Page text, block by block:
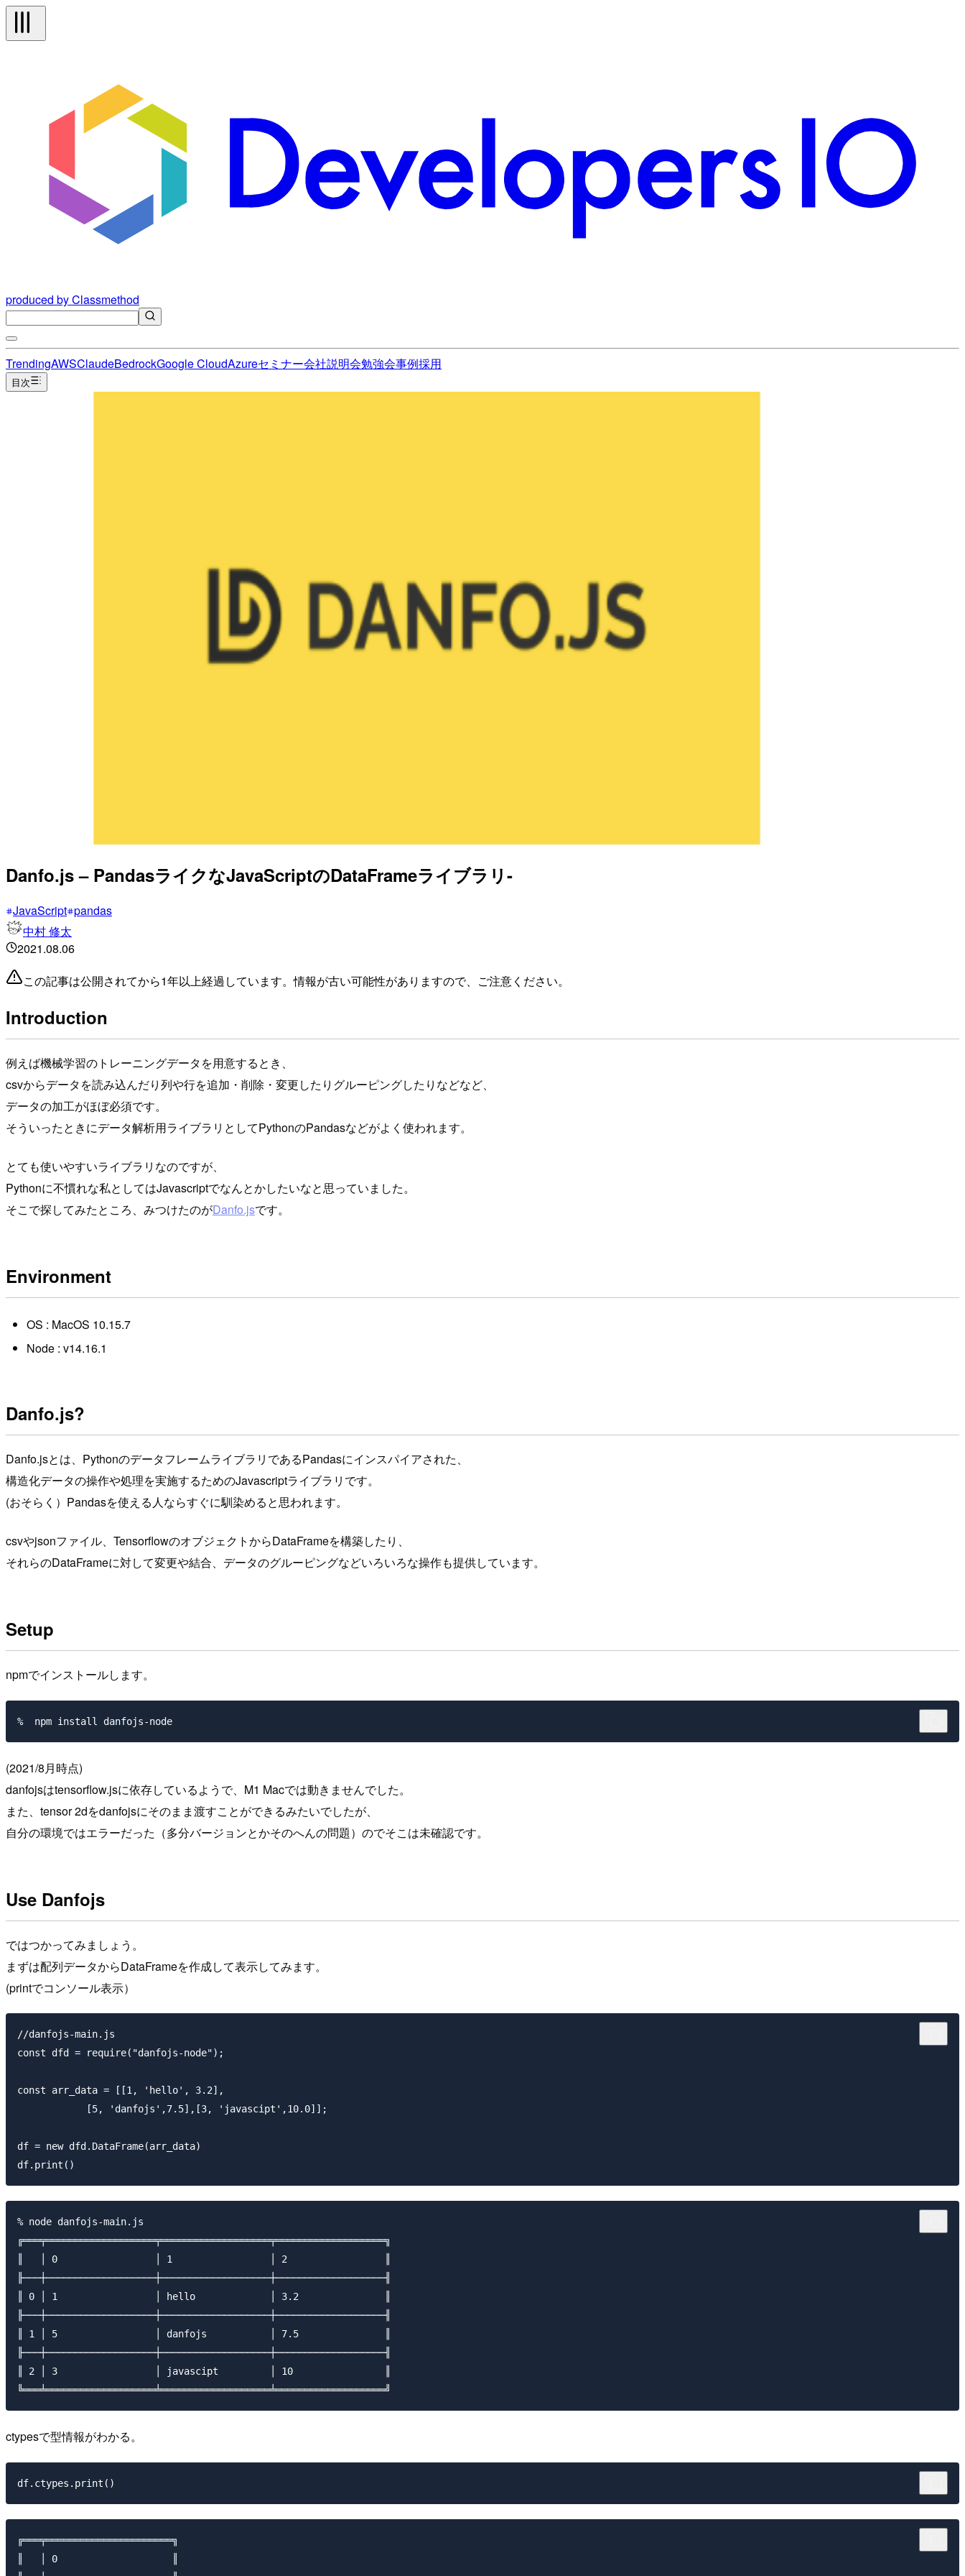
produced by Classmethod
TrendingAWSClaudeBedrockGoogle CloudAzureセミナー会社説明会勉強会事例採用
目次
Danfo.js – PandasライクなJavaScriptのDataFrameライブラリ-
JavaScript pandas
中村 修太
2021.08.06
この記事は公開されてから1年以上経過しています。情報が古い可能性がありますので、ご注意ください。
Introduction
例えば機械学習のトレーニングデータを用意するとき、
csvからデータを読み込んだり列や行を追加・削除・変更したりグルーピングしたりなどなど、
データの加工がほぼ必須です。
そういったときにデータ解析用ライブラリとしてPythonのPandasなどがよく使われます。
とても使いやすいライブラリなのですが、
Pythonに不慣れな私としてはJavascriptでなんとかしたいなと思っていました。
そこで探してみたところ、みつけたのがDanfo.jsです。
Environment
OS : MacOS 10.15.7
Node : v14.16.1
Danfo.js?
Danfo.jsとは、PythonのデータフレームライブラリであるPandasにインスパイアされた、
構造化データの操作や処理を実施するためのJavascriptライブラリです。
(おそらく）Pandasを使える人ならすぐに馴染めると思われます。
csvやjsonファイル、TensorflowのオブジェクトからDataFrameを構築したり、
それらのDataFrameに対して変更や結合、データのグルーピングなどいろいろな操作も提供しています。
Setup
npmでインストールします。
(2021/8月時点)
danfojsはtensorflow.jsに依存しているようで、M1 Macでは動きませんでした。
また、tensor 2dをdanfojsにそのまま渡すことができるみたいでしたが、
自分の環境ではエラーだった（多分バージョンとかそのへんの問題）のでそこは未確認です。
Use Danfojs
ではつかってみましょう。
まずは配列データからDataFrameを作成して表示してみます。
(printでコンソール表示）
//danfojs-main.js
const dfd = require("danfojs-node");
const arr_data = [[1, 'hello', 3.2],
            [5, 'danfojs',7.5],[3, 'javascipt',10.0]];
df = new dfd.DataFrame(arr_data)
% node danfojs-main.js
╔═══╤═══════════════════╤═══════════════════╤═══════════════════╗
║   │ 0                 │ 1                 │ 2                 ║
╟───┼───────────────────┼───────────────────┼───────────────────╢
║ 0 │ 1                 │ hello             │ 3.2               ║
╟───┼───────────────────┼───────────────────┼───────────────────╢
║ 1 │ 5                 │ danfojs           │ 7.5               ║
╟───┼───────────────────┼───────────────────┼───────────────────╢
║ 2 │ 3                 │ javascipt         │ 10                ║
ctypesで型情報がわかる。
╔═══╤══════════════════════╗
║   │ 0                    ║